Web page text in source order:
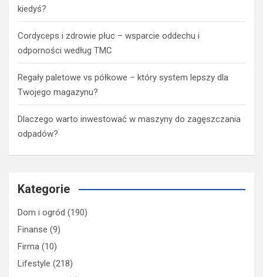
kiedyś?
Cordyceps i zdrowie płuc – wsparcie oddechu i
odporności według TMC
Regały paletowe vs półkowe – który system lepszy dla
Twojego magazynu?
Dlaczego warto inwestować w maszyny do zagęszczania
odpadów?
Kategorie
Dom i ogród (190)
Finanse (9)
Firma (10)
Lifestyle (218)